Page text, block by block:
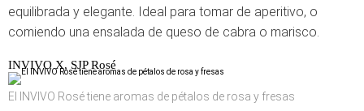
equilibrada y elegante. Ideal para tomar de aperitivo, o
comiendo una ensalada de queso de cabra o marisco.
INVIVO X, SJP Rosé
El INVIVO Rosé tiene aromas de pétalos de rosa y fresas